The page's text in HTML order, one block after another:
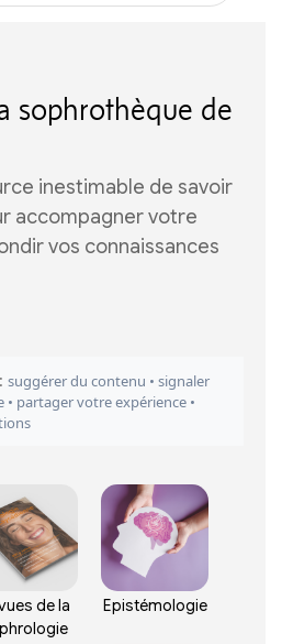
de la
Epistémologie
sophrothèque de
inestimable de savoir
accompagner votre
vos connaissances
suggérer du contenu • signaler
partager votre expérience •